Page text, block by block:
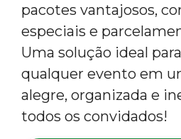
pacotes vantajosos,
especiais e
Uma solução ideal
qualquer evento em
alegre, organizada e
todos os convidados!